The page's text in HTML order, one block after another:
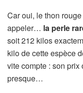
Car oui, le thon
appeler… la perle
soit 212 kilos
kilo de cette espèce
vite compte : son prix
presque…